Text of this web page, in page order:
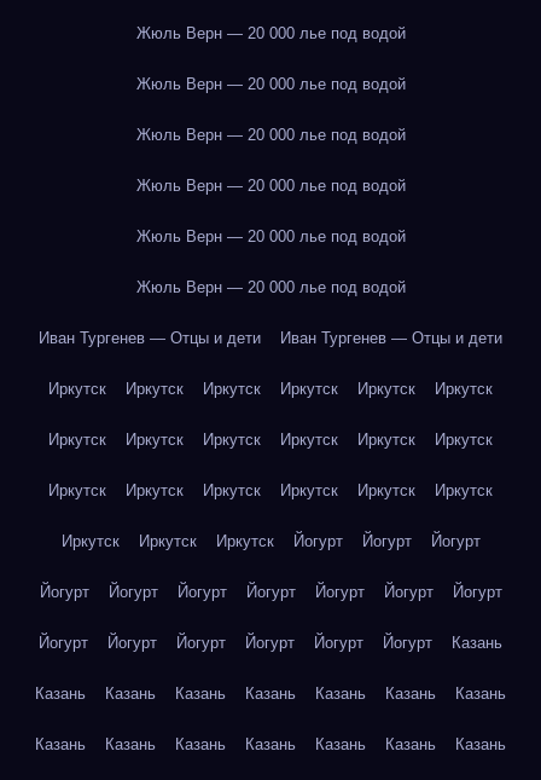
Жюль Верн — 20 000 лье под водой
Жюль Верн — 20 000 лье под водой
Жюль Верн — 20 000 лье под водой
Жюль Верн — 20 000 лье под водой
Жюль Верн — 20 000 лье под водой
Жюль Верн — 20 000 лье под водой
Иван Тургенев — Отцы и дети Иван Тургенев — Отцы и дети
Иркутск Иркутск Иркутск Иркутск Иркутск Иркутск
Иркутск Иркутск Иркутск Иркутск Иркутск Иркутск
Иркутск Иркутск Иркутск Иркутск Иркутск Иркутск
Иркутск Иркутск Иркутск Йогурт Йогурт Йогурт
Йогурт Йогурт Йогурт Йогурт Йогурт Йогурт Йогурт
Йогурт Йогурт Йогурт Йогурт Йогурт Йогурт Казань
Казань Казань Казань Казань Казань Казань Казань
Казань Казань Казань Казань Казань Казань Казань